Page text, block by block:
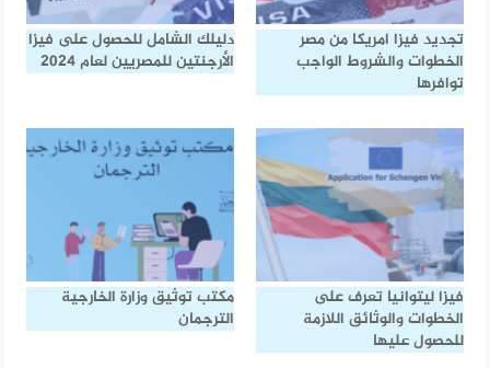
تجديد فيزا امريكا من مصر
الخطوات والشروط الواجب
توافرها
دليلك الشامل للحصول على فيزا
الأرجنتين للمصريين لعام 2024
فيزا ليتوانيا تعرف على
الخطوات والوثائق اللازمة
للحصول عليها
مكتب توثيق وزارة الخارجية
الترجمان